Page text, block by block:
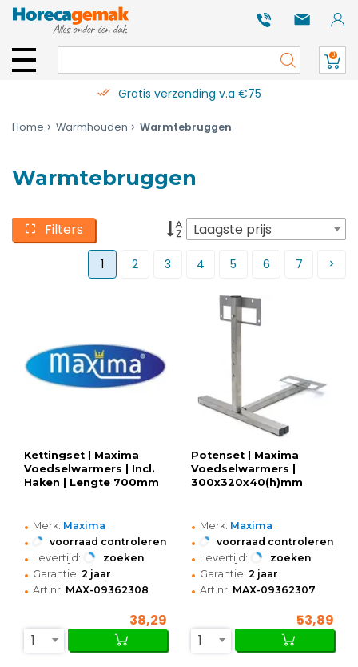
0
Gratis verzending v.a €75
Home Warmhouden Warmtebruggen
Warmtebruggen
Filters Laagste prijs
1 2 3 4 5 6 7
Kettingset | Maxima
Voedselwarmers | Incl.
Haken | Lengte 700mm
• Merk: Maxima
• voorraad controleren
• Levertijd: zoeken
• Garantie: 2 jaar
• Art.nr: MAX-09362308
38,29
1
Potenset | Maxima
Voedselwarmers |
300x320x40(h)mm
• Merk: Maxima
• voorraad controleren
• Levertijd: zoeken
• Garantie: 2 jaar
• Art.nr: MAX-09362307
53,89
1